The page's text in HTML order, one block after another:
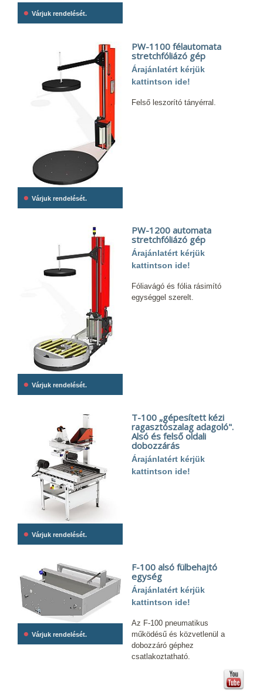
• Várjuk rendelését.
• Várjuk rendelését.
PW-1100 félautomata
stretchfóliázó gép
Árajánlatért kérjük
kattintson ide!
Felső leszorító tányérral.
• Várjuk rendelését.
PW-1200 automata
stretchfóliázó gép
Árajánlatért kérjük
kattintson ide!
Fóliavágó és fólia rásimító
egységgel szerelt.
• Várjuk rendelését.
T-100 „gépesített kézi
ragasztószalag adagoló".
Alsó és felső oldali
dobozzárás
Árajánlatért kérjük
kattintson ide!
• Várjuk rendelését.
F-100 alsó fülbehajtó
egység
Árajánlatért kérjük
kattintson ide!
Az F-100 pneumatikus
működésű és közvetlenül a
dobozzáró géphez
csatlakoztatható.